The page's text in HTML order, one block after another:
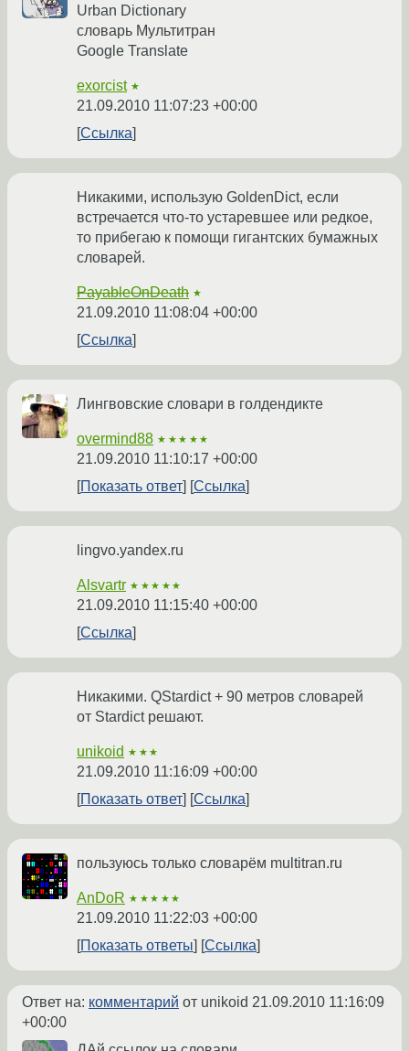
Urban Dictionary
словарь Мультитран
Google Translate
exorcist ★
21.09.2010 11:07:23 +00:00
Ссылка
Никакими, использую GoldenDict, если
встречается что-то устаревшее или редкое,
то прибегаю к помощи гигантских бумажных
словарей.
PayableOnDeath ★
21.09.2010 11:08:04 +00:00
Ссылка
Лингвовские словари в голдендикте
overmind88 ★★★★★
21.09.2010 11:10:17 +00:00
Показать ответ
Ссылка
lingvo.yandex.ru
Alsvartr ★★★★★
21.09.2010 11:15:40 +00:00
Ссылка
Никакими. QStardict + 90 метров словарей
от Stardict решают.
unikoid ★★★
21.09.2010 11:16:09 +00:00
Показать ответ
Ссылка
пользуюсь только словарём multitran.ru
AnDoR ★★★★★
21.09.2010 11:22:03 +00:00
Показать ответы
Ссылка
Ответ на: комментарий от unikoid 21.09.2010 11:16:09
+00:00